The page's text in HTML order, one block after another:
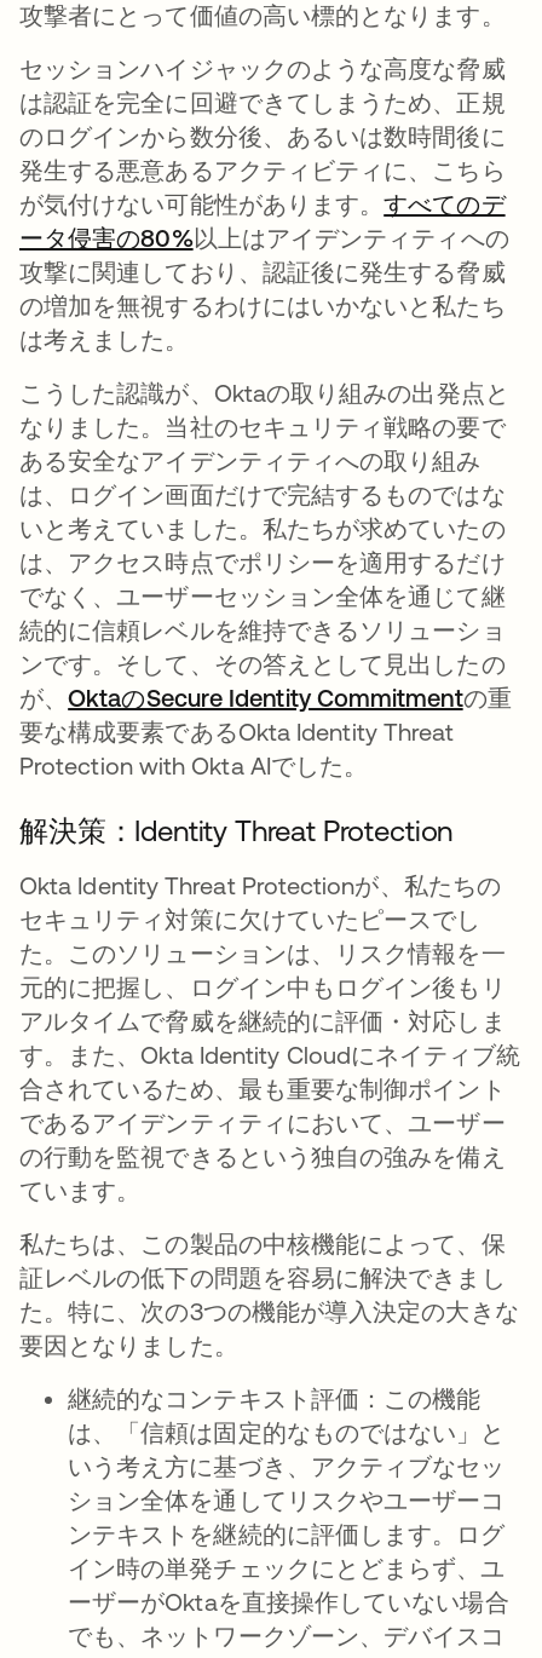
攻撃者にとって価値の高い標的となります。
セッションハイジャックのような高度な脅威
は認証を完全に回避できてしまうため、正規
のログインから数分後、あるいは数時間後に
発生する悪意あるアクティビティに、こちら
が気付けない可能性があります。すべてのデ
ータ侵害の80%新しいタブで開く
以上はアイデンティティへの
攻撃に関連しており、認証後に発生する脅威
の増加を無視するわけにはいかないと私たち
は考えました。
こうした認識が、Oktaの取り組みの出発点と
なりました。当社のセキュリティ戦略の要で
ある安全なアイデンティティへの取り組み
は、ログイン画面だけで完結するものではな
いと考えていました。私たちが求めていたの
は、アクセス時点でポリシーを適用するだけ
でなく、ユーザーセッション全体を通じて継
続的に信頼レベルを維持できるソリューショ
ンです。そして、その答えとして見出したの
が、OktaのSecure Identity Commitmentの重
要な構成要素であるOkta Identity Threat
Protection with Okta AIでした。
解決策：Identity Threat Protection
Okta Identity Threat Protectionが、私たちの
セキュリティ対策に欠けていたピースでし
た。このソリューションは、リスク情報を一
元的に把握し、ログイン中もログイン後もリ
アルタイムで脅威を継続的に評価・対応しま
す。また、Okta Identity Cloudにネイティブ統
合されているため、最も重要な制御ポイント
であるアイデンティティにおいて、ユーザー
の行動を監視できるという独自の強みを備え
ています。
私たちは、この製品の中核機能によって、保
証レベルの低下の問題を容易に解決できまし
た。特に、次の3つの機能が導入決定の大きな
要因となりました。
継続的なコンテキスト評価： この機能
は、「信頼は固定的なものではない」と
いう考え方に基づき、アクティブなセッ
ション全体を通してリスクやユーザーコ
ンテキストを継続的に評価します。ログ
イン時の単発チェックにとどまらず、ユ
ーザーがOktaを直接操作していない場合
でも、ネットワークゾーン、デバイスコ